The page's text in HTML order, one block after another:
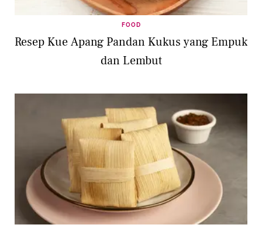
FOOD
Resep Kue Apang Pandan Kukus yang Empuk
dan Lembut